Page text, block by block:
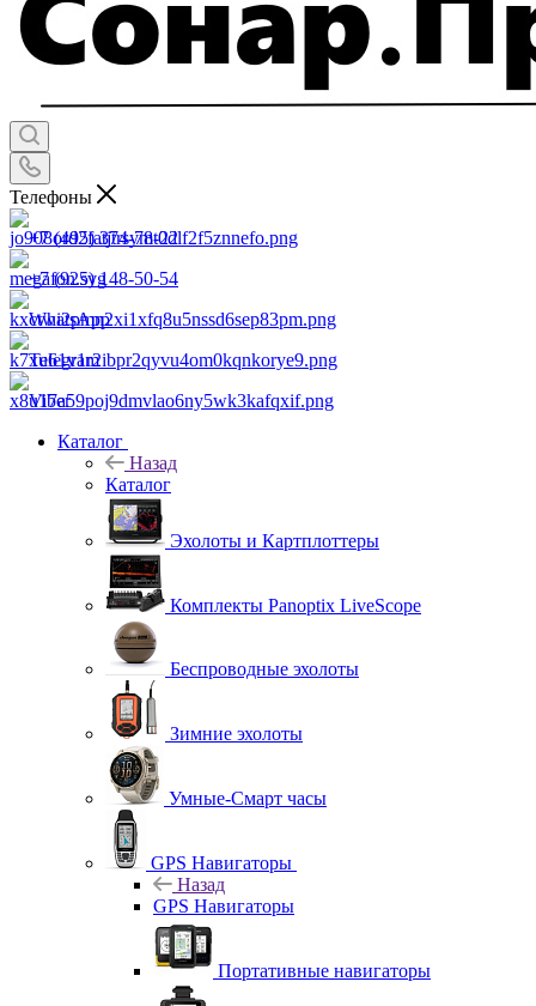
Телефоны
+7 (495) 374-78-22
+7 (925) 148-50-54
WhatsApp
Telegram
Viber
Каталог
Назад
Каталог
Эхолоты и Картплоттеры
Комплекты Panoptix LiveScope
Беспроводные эхолоты
Зимние эхолоты
Умные-Смарт часы
GPS Навигаторы
Назад
GPS Навигаторы
Портативные навигаторы